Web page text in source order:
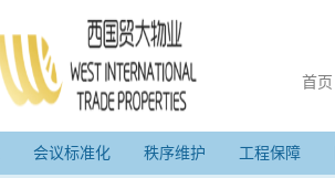
首页
会议标准化 秩序维护 工程保障